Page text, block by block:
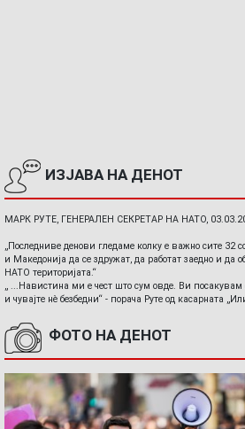
ИЗЈАВА НА ДЕНОТ
МАРК РУТЕ, ГЕНЕРАЛЕН СЕКРЕТАР НА НАТО,
„Последниве денови гледаме колку е важно сите 32
и Македонија да се здружат, да работат заедно и да
НАТО територијата.“
„ ...Навистина ми е чест што сум овде. Ви посакувам
и чувајте нè безбедни“ - порача Руте од касарната
ФОТО НА ДЕНОТ